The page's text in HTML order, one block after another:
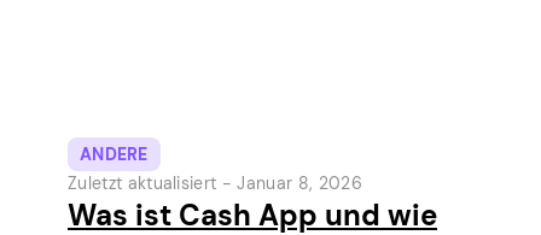
ANDERE
Zuletzt aktualisiert -Januar 8, 2026
Was ist Cash App und wie